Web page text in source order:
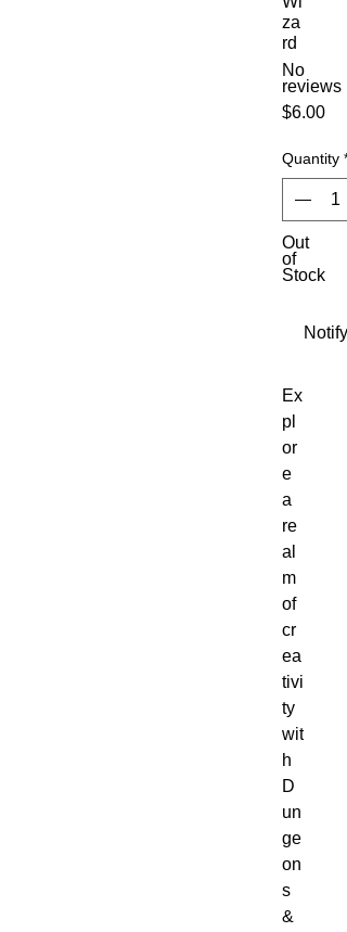
za
rd
No
reviews
$6.00
Quantity *
Out
of
Stock
Ex
pl
or
e
a
re
al
m
of
cr
ea
tivi
ty
wit
h
D
un
ge
on
s
&